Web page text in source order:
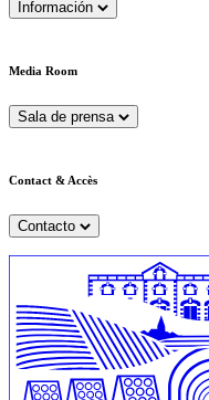
Información
Media Room
Sala de prensa
Contact & Accès
Contacto